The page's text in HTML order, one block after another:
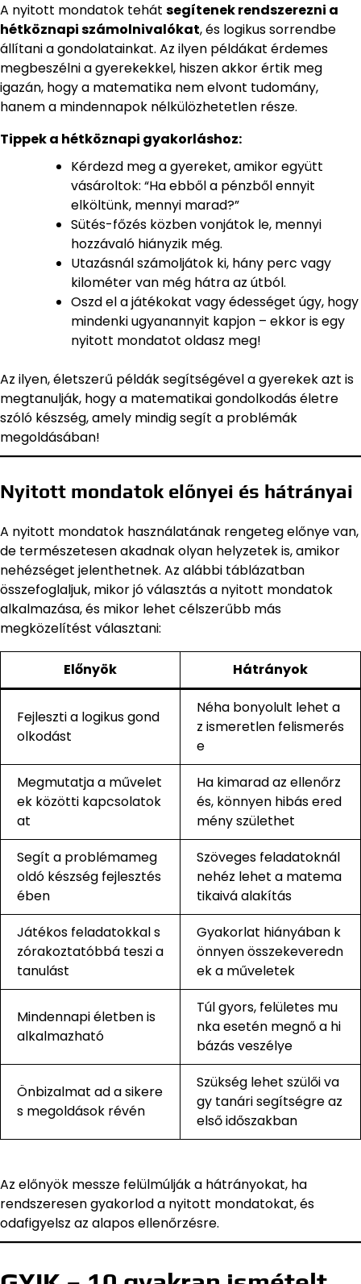
A nyitott mondatok tehát segítenek rendszerezni a
hétköznapi számolnivalókat, és logikus sorrendbe
állítani a gondolatainkat. Az ilyen példákat érdemes
megbeszélni a gyerekekkel, hiszen akkor értik meg
igazán, hogy a matematika nem elvont tudomány,
hanem a mindennapok nélkülözhetetlen része.
Tippek a hétköznapi gyakorláshoz:
Kérdezd meg a gyereket, amikor együtt
vásároltok: “Ha ebből a pénzből ennyit
elköltünk, mennyi marad?”
Sütés-főzés közben vonjátok le, mennyi
hozzávaló hiányzik még.
Utazásnál számoljátok ki, hány perc vagy
kilométer van még hátra az útból.
Oszd el a játékokat vagy édességet úgy, hogy
mindenki ugyanannyit kapjon – ekkor is egy
nyitott mondatot oldasz meg!
Az ilyen, életszerű példák segítségével a gyerekek azt is
megtanulják, hogy a matematikai gondolkodás életre
szóló készség, amely mindig segít a problémák
megoldásában!
Nyitott mondatok előnyei és hátrányai
A nyitott mondatok használatának rengeteg előnye van,
de természetesen akadnak olyan helyzetek is, amikor
nehézséget jelenthetnek. Az alábbi táblázatban
összefoglaljuk, mikor jó választás a nyitott mondatok
alkalmazása, és mikor lehet célszerűbb más
megközelítést választani:
Előnyök Hátrányok
Fejleszti a logikus gond
olkodást
Néha bonyolult lehet a
z ismeretlen felismerés
e
Megmutatja a művelet
ek közötti kapcsolatok
at
Ha kimarad az ellenőrz
és, könnyen hibás ered
mény születhet
Segít a problémameg
oldó készség fejlesztés
ében
Szöveges feladatoknál
nehéz lehet a matema
tikaivá alakítás
Játékos feladatokkal s
zórakoztatóbbá teszi a
tanulást
Gyakorlat hiányában k
önnyen összekeveredn
ek a műveletek
Mindennapi életben is
alkalmazható
Túl gyors, felületes mu
nka esetén megnő a hi
bázás veszélye
Önbizalmat ad a sikere
s megoldások révén
Szükség lehet szülői va
gy tanári segítségre az
első időszakban
Az előnyök messze felülmúlják a hátrányokat, ha
rendszeresen gyakorlod a nyitott mondatokat, és
odafigyelsz az alapos ellenőrzésre.